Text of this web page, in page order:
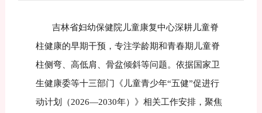
吉林省妇幼保健院儿童康复中心深耕儿童脊
柱健康的早期干预，专注学龄期和青春期儿童脊
柱侧弯、高低肩、骨盆倾斜等问题。依据国家卫
生健康委等十三部门《儿童青少年“五健”促进行
动计划（2026—2030年）》相关工作安排，聚焦